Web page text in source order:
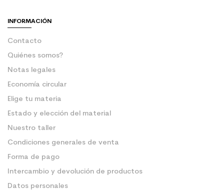
INFORMACIÓN
Contacto
Quiénes somos?
Notas legales
Economía circular
Elige tu materia
Estado y elección del material
Nuestro taller
Condiciones generales de venta
Forma de pago
Intercambio y devolución de productos
Datos personales